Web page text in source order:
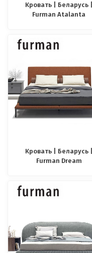
Кровать | Беларусь |
Furman Atalanta
Кровать | Беларусь |
Furman Dream